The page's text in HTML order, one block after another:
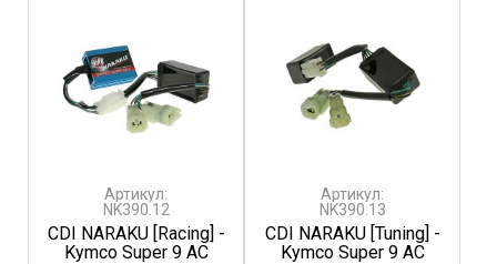
Артикул:
NK390.12
CDI NARAKU [Racing] -
Kymco Super 9 AC
Артикул:
NK390.13
CDI NARAKU [Tuning] -
Kymco Super 9 AC